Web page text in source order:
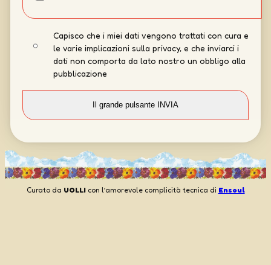
Capisco che i miei dati vengono trattati con cura e
le varie implicazioni sulla privacy, e che inviarci i
dati non comporta da lato nostro un obbligo alla
pubblicazione
Curato da UOLLIcon l’amorevole complicità tecnica di Ensoul